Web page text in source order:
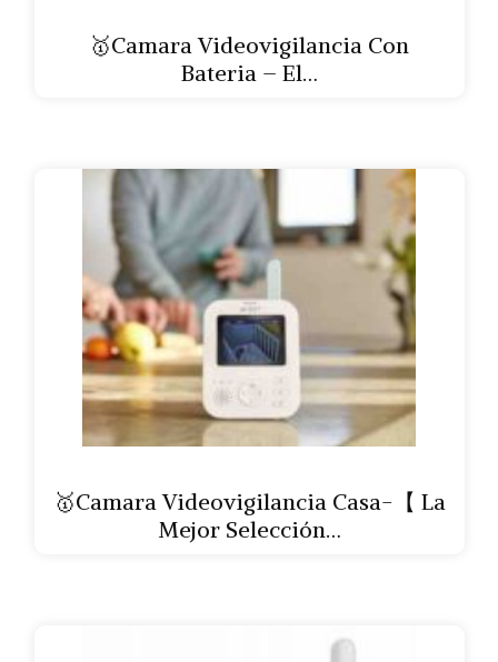
🥇Camara Videovigilancia Con
Bateria – El…
🥇Camara Videovigilancia Casa-【 La
Mejor Selección…